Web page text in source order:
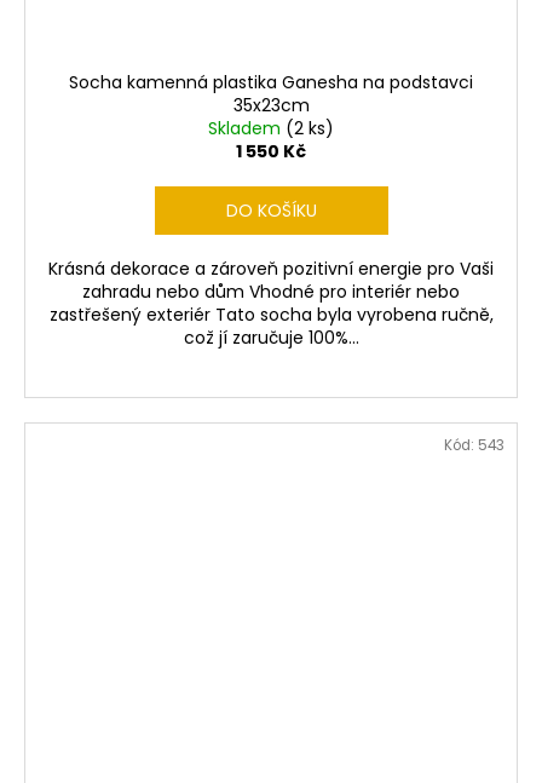
Socha kamenná plastika Ganesha na podstavci
35x23cm
Skladem (2 ks)
1 550 Kč
DO KOŠÍKU
Krásná dekorace a zároveň pozitivní energie pro Vaši
zahradu nebo dům Vhodné pro interiér nebo
zastřešený exteriér Tato socha byla vyrobena ručně,
což jí zaručuje 100%...
Kód: 543